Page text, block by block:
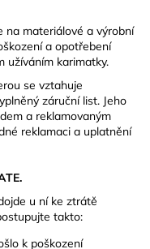
na materiálové a výrobní
a opotřebení
užíváním karimatky.
se vztahuje
záruční list. Jeho
a reklamovaným
reklamaci a uplatnění
u ní ke ztrátě
takto:
k poškození